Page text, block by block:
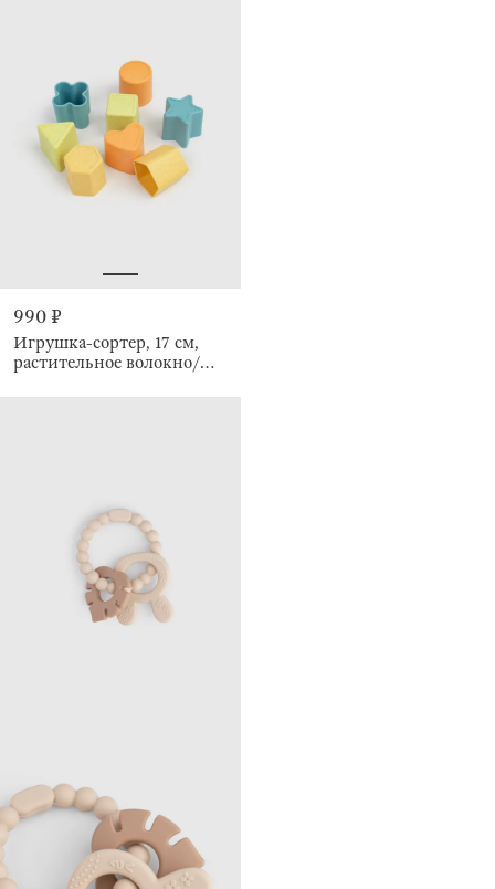
990 ₽
Игрушка-сортер, 17 см,
растительное волокно/